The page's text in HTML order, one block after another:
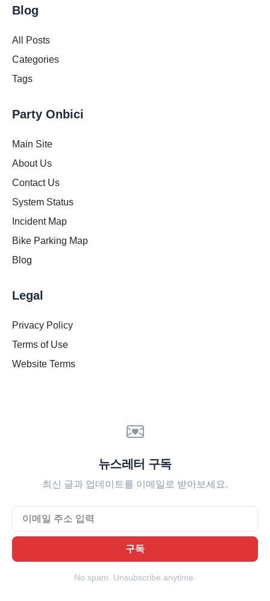
Blog
All Posts
Categories
Tags
Party Onbici
Main Site
About Us
Contact Us
System Status
Incident Map
Bike Parking Map
Blog
Legal
Privacy Policy
Terms of Use
Website Terms
뉴스레터 구독
최신 글과 업데이트를 이메일로 받아보세요.
구독
No spam. Unsubscribe anytime.